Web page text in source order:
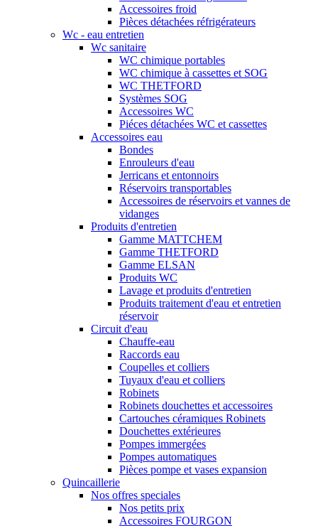
Accessoires froid
Pièces détachées réfrigérateurs
Wc - eau entretien
Wc sanitaire
WC chimique portables
WC chimique à cassettes et SOG
WC THETFORD
Systèmes SOG
Accessoires WC
Piéces détachées WC et cassettes
Accessoires eau
Bondes
Enrouleurs d'eau
Jerricans et entonnoirs
Réservoirs transportables
Accessoires de réservoirs et vannes de
vidanges
Produits d'entretien
Gamme MATTCHEM
Gamme THETFORD
Gamme ELSAN
Produits WC
Lavage et produits d'entretien
Produits traitement d'eau et entretien
réservoir
Circuit d'eau
Chauffe-eau
Raccords eau
Coupelles et colliers
Tuyaux d'eau et colliers
Robinets
Robinets douchettes et accessoires
Cartouches céramiques Robinets
Douchettes extérieures
Pompes immergées
Pompes automatiques
Pièces pompe et vases expansion
Quincaillerie
Nos offres speciales
Nos petits prix
Accessoires FOURGON